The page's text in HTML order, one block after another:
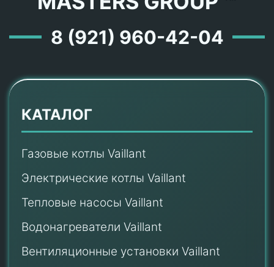
8 (921) 960-42-04
КАТАЛОГ
Газовые котлы Vaillant
Электрические котлы Vaillant
Тепловые насосы Vaillant
Водонагреватели Vaillant
Вентиляционные установки Vaillant